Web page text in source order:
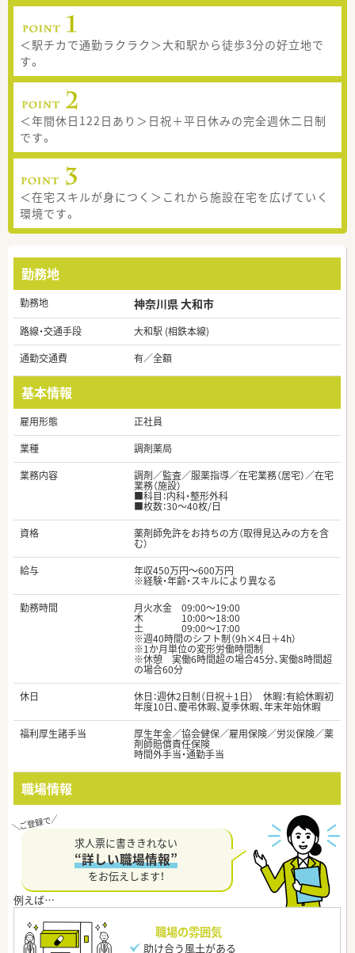
＜駅チカで通勤ラクラク＞大和駅から徒歩3分の好立地で
す。
＜年間休日122日あり＞日祝＋平日休みの完全週休二日制
です。
＜在宅スキルが身につく＞これから施設在宅を広げていく
環境です。
勤務地
勤務地 神奈川県 大和市
路線・交通手段
大和駅 (相鉄本線)
通勤交通費
有／全額
基本情報
雇用形態
正社員
業種
調剤薬局
業務内容
調剤／監査／服薬指導／在宅業務（居宅）／在宅
業務（施設）
■科目：内科・整形外科
■枚数：30～40枚/日
資格
薬剤師免許をお持ちの方（取得見込みの方を含
む）
給与
年収450万円～600万円
※経験・年齢・スキルにより異なる
勤務時間
月火水金 09:00～19:00
木 10:00～18:00
土 09:00～17:00
※週40時間のシフト制（9h×4日＋4h）
※1か月単位の変形労働時間制
※休憩 実働6時間超の場合45分、実働8時間超
の場合60分
休日
休日：週休2日制（日祝＋1日） 休暇：有給休暇初
年度10日、慶弔休暇、夏季休暇、年末年始休暇
福利厚生諸手当
厚生年金／協会健保／雇用保険／労災保険／薬
剤師賠償責任保険
時間外手当・通勤手当
職場情報
求人票に書ききれない
“詳しい職場情報”
をお伝えします！
職場の雰囲気
助け合う風土がある